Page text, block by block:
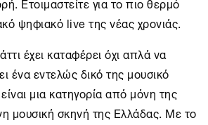
ψηφιακό live της νέας χρονιάς.
έχει καταφέρει όχι απλά να
ένα εντελώς δικό της μουσικό
μια κατηγορία από μόνη της
μουσική σκηνή της Ελλάδας. Με το